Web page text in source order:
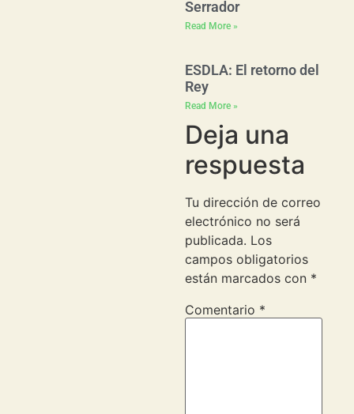
Serrador
Read More »
ESDLA: El retorno del
Rey
Read More »
Deja una
respuesta
Tu dirección de correo
electrónico no será
publicada. Los
campos obligatorios
están marcados con *
Comentario *